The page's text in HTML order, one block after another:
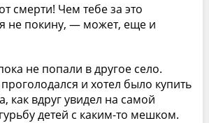
смерти! Чем тебе за это
не покину, — может, еще и
не попали в другое село.
и хотел было купить
как вдруг увидел на самой
детей с каким-то мешком.